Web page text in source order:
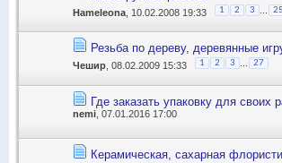
Hameleona , 10.02.2008 19:33 1 2 3
Резьба по дереву, деревянные
Чешир , 08.02.2009 15:33 1 2 3 27
Где заказать упаковку для своих
nemi , 07.01.2016 17:00
Керамическая, сахарная